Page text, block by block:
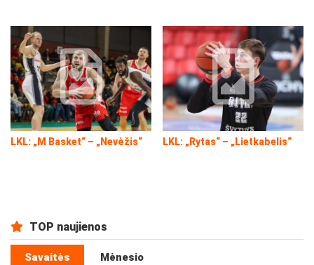
LKL: „M Basket“ – „Nevėžis“ LKL: „Rytas“ – „Lietkabelis“
TOP naujienos
Savaitės Mėnesio